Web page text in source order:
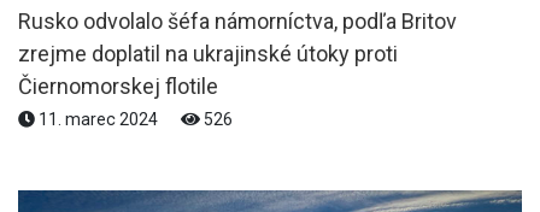
Rusko odvolalo šéfa námorníctva, podľa Britov
zrejme doplatil na ukrajinské útoky proti
Čiernomorskej flotile
11. marec 2024 526